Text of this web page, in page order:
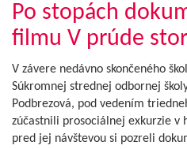
Po stopách
filmu V prúde
V závere nedávno skončeného
Súkromnej strednej odbornej
Podbrezová, pod vedením
zúčastnili prosociálnej exkurzie v
pred jej návštevou si pozreli